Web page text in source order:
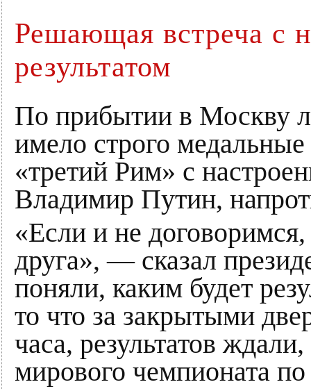
Решающая встреча с
результатом
По прибытии в Москву
имело строго
«третий Рим» с
Владимир Путин,
«Если и не
друга», — сказал
поняли, каким будет
то что за закрытыми
часа, результатов
мирового чемпионата